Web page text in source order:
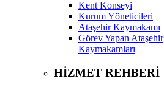
Kent Konseyi
Kurum Yöneticileri
Ataşehir Kaymakamı
Görev Yapan Ataşehir
Kaymakamları
HİZMET REHBERİ